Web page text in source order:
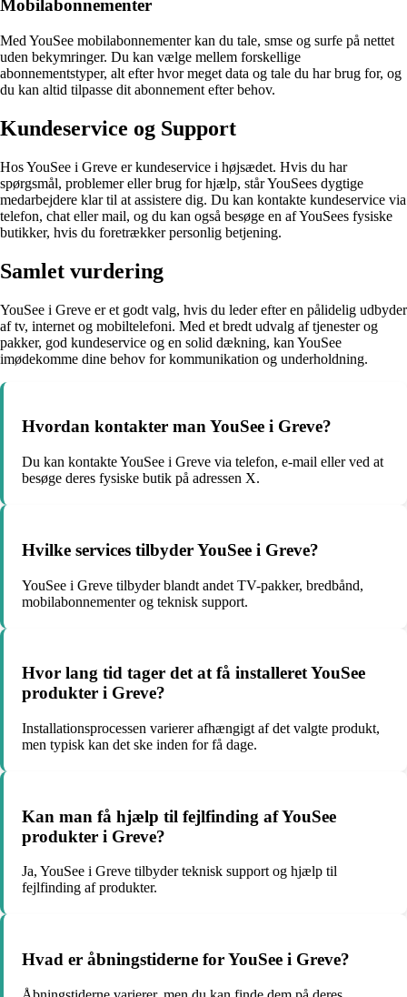
Mobilabonnementer
Med YouSee mobilabonnementer kan du tale, smse og surfe på nettet
uden bekymringer. Du kan vælge mellem forskellige
abonnementstyper, alt efter hvor meget data og tale du har brug for, og
du kan altid tilpasse dit abonnement efter behov.
Kundeservice og Support
Hos YouSee i Greve er kundeservice i højsædet. Hvis du har
spørgsmål, problemer eller brug for hjælp, står YouSees dygtige
medarbejdere klar til at assistere dig. Du kan kontakte kundeservice via
telefon, chat eller mail, og du kan også besøge en af YouSees fysiske
butikker, hvis du foretrækker personlig betjening.
Samlet vurdering
YouSee i Greve er et godt valg, hvis du leder efter en pålidelig udbyder
af tv, internet og mobiltelefoni. Med et bredt udvalg af tjenester og
pakker, god kundeservice og en solid dækning, kan YouSee
imødekomme dine behov for kommunikation og underholdning.
Hvordan kontakter man YouSee i Greve?
Du kan kontakte YouSee i Greve via telefon, e-mail eller ved at
besøge deres fysiske butik på adressen X.
Hvilke services tilbyder YouSee i Greve?
YouSee i Greve tilbyder blandt andet TV-pakker, bredbånd,
mobilabonnementer og teknisk support.
Hvor lang tid tager det at få installeret YouSee
produkter i Greve?
Installationsprocessen varierer afhængigt af det valgte produkt,
men typisk kan det ske inden for få dage.
Kan man få hjælp til fejlfinding af YouSee
produkter i Greve?
Ja, YouSee i Greve tilbyder teknisk support og hjælp til
fejlfinding af produkter.
Hvad er åbningstiderne for YouSee i Greve?